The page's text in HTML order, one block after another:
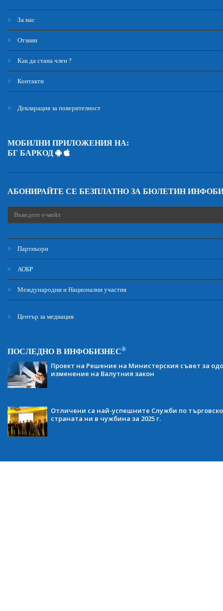
За нас
Отзиви
Как да стана член ?
Контакти
Декларация за поверителност
МОБИЛНИ ПРИЛОЖЕНИЯ НА:
БГ БАРКОД
АБОНИРАЙТЕ СЕ БЕЗПЛАТНО ЗА БЮЛЕТИН
Партньори
АОБР
Международни и Национални участия
Център за медиация
ПОСЛЕДНО В ИНФОБИЗНЕС®
Проект на Решение на Министерския съвет за
изменение на Валутния закон
Отличени са най-успешните Служби по
страната ни в чужбина за 2025 г.